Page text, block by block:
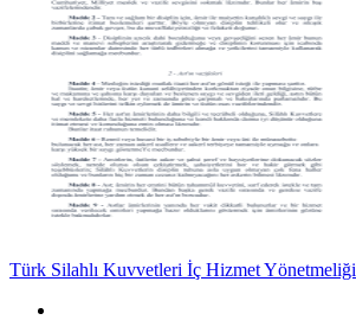
Türk Silahlı Kuvvetleri İç Hizmet Yönetmeliği